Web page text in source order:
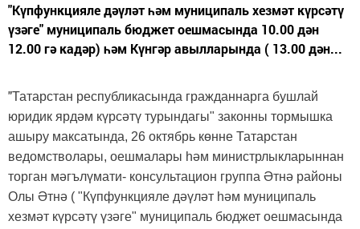
"Күпфункцияле дәүләт һәм муниципаль хезмәт күрсәтү
үзәге" муниципаль бюджет оешмасында 10.00 дән
12.00 гә кадәр) һәм Күнгәр авылларында ( 13.00 дән...
"Татарстан республикасында гражданнарга бушлай
юридик ярдәм күрсәтү турындагы" законны тормышка
ашыру максатында, 26 октябрь көнне Татарстан
ведомстволары, оешмалары һәм министрлыкларыннан
торган мәгълүмати- консультацион группа Әтнә районы
Олы Әтнә ( "Күпфункцияле дәүләт һәм муниципаль
хезмәт күрсәтү үзәге" муниципаль бюджет оешмасында